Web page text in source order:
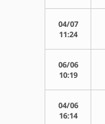
04/07
11:24
06/06
10:19
04/06
16:14